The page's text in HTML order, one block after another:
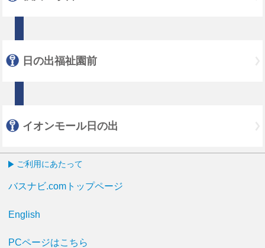
日の出福祉園前
イオンモール日の出
ご利用にあたって
バスナビ.comトップページ
English
PCページはこちら